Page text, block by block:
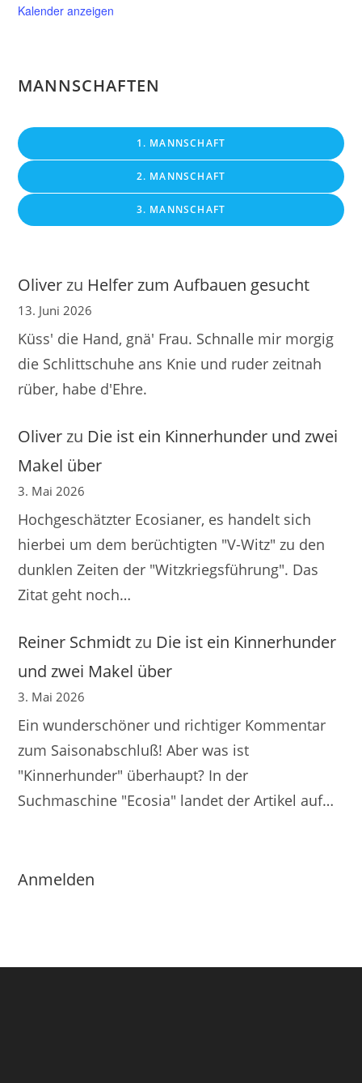
Kalender anzeigen
MANNSCHAFTEN
1. MANNSCHAFT
2. MANNSCHAFT
3. MANNSCHAFT
Oliverzu Helfer zum Aufbauen gesucht
13. Juni 2026
Küss' die Hand, gnä' Frau. Schnalle mir morgig
die Schlittschuhe ans Knie und ruder zeitnah
rüber, habe d'Ehre.
Oliverzu Die ist ein Kinnerhunder und zwei
Makel über
3. Mai 2026
Hochgeschätzter Ecosianer, es handelt sich
hierbei um dem berüchtigten "V-Witz" zu den
dunklen Zeiten der "Witzkriegsführung". Das
Zitat geht noch…
Reiner Schmidtzu Die ist ein Kinnerhunder
und zwei Makel über
3. Mai 2026
Ein wunderschöner und richtiger Kommentar
zum Saisonabschluß! Aber was ist
"Kinnerhunder" überhaupt? In der
Suchmaschine "Ecosia" landet der Artikel auf…
Anmelden